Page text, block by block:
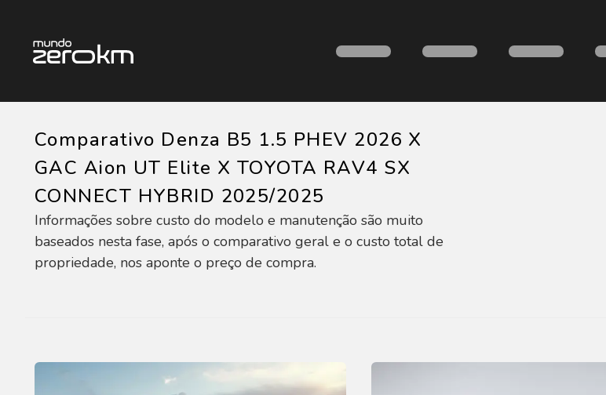
Comparativo Denza B5 1.5 PHEV 2026 X
GAC Aion UT Elite X TOYOTA RAV4 SX
CONNECT HYBRID 2025/2025
Informações sobre custo do modelo e manutenção são muito
baseados nesta fase, após o comparativo geral e o custo total de
propriedade, nos aponte o preço de compra.